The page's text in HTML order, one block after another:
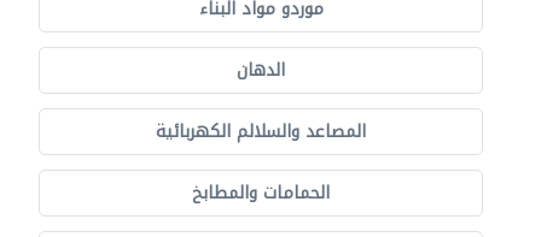
موردو مواد البناء
الدهان
المصاعد والسلالم الكهربائية
الحمامات والمطابخ